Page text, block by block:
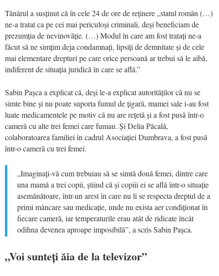
Tânărul a susținut că în cele 24 de ore de reținere „statul român (…)
ne-a tratat ca pe cei mai periculoși criminali, deși beneficiam de
prezumția de nevinovăție. (…) Modul în care am fost tratați ne-a
făcut să ne simțim deja condamnați, lipsiți de demnitate și de cele
mai elementare drepturi pe care orice persoană ar trebui să le aibă,
indiferent de situația juridică în care se află.”
Sabin Pașca a explicat că, deși le-a explicat autorităților că nu se
simte bine și nu poate suporta fumul de țigară, mamei sale i-au fost
luate medicamentele pe motiv că nu are rețetă și a fost pusă într-o
cameră cu alte trei femei care fumau. Și Delia Păcală,
colaboratoarea familiei în cadrul Asociației Dumbrava, a fost pusă
într-o cameră cu trei femei.
„Imaginați-vă cum trebuiau să se simtă două femei, dintre care
una mamă a trei copii, știind că și copiii ei se află într-o situație
asemănătoare, într-un arest în care nu li se respecta dreptul de a
primi mâncare sau medicație, unde nu exista aer condiționat în
fiecare cameră, iar temperaturile erau atât de ridicate încât
odihna devenea aproape imposibilă”, a scris Sabin Pașca.
„Voi sunteți ăia de la televizor”